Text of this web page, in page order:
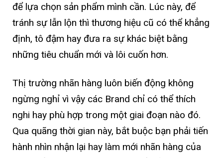
để lựa chọn sản phẩm mình cần. Lúc này, để
tránh sự lẫn lộn thì thương hiệu cũ có thể khẳng
định, tô đậm hay đưa ra sự khác biệt bằng
những tiêu chuẩn mới và lôi cuốn hơn.
Thị trường nhãn hàng luôn biến động không
ngừng nghỉ vì vậy các Brand chỉ có thể thích
nghi hay phù hợp trong một giai đoạn nào đó.
Qua quãng thời gian này, bắt buộc bạn phải tiến
hành nhìn nhận lại hay làm mới nhãn hàng của